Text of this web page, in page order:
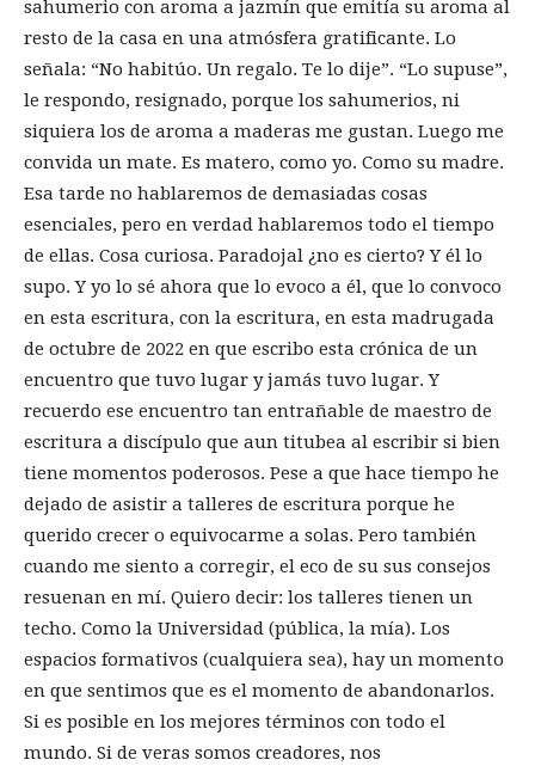
sahumerio con aroma a jazmín que emitía su aroma al
resto de la casa en una atmósfera gratificante. Lo
señala: “No habitúo. Un regalo. Te lo dije”. “Lo supuse”,
le respondo, resignado, porque los sahumerios, ni
siquiera los de aroma a maderas me gustan. Luego me
convida un mate. Es matero, como yo. Como su madre.
Esa tarde no hablaremos de demasiadas cosas
esenciales, pero en verdad hablaremos todo el tiempo
de ellas. Cosa curiosa. Paradojal ¿no es cierto? Y él lo
supo. Y yo lo sé ahora que lo evoco a él, que lo convoco
en esta escritura, con la escritura, en esta madrugada
de octubre de 2022 en que escribo esta crónica de un
encuentro que tuvo lugar y jamás tuvo lugar. Y
recuerdo ese encuentro tan entrañable de maestro de
escritura a discípulo que aun titubea al escribir si bien
tiene momentos poderosos. Pese a que hace tiempo he
dejado de asistir a talleres de escritura porque he
querido crecer o equivocarme a solas. Pero también
cuando me siento a corregir, el eco de su sus consejos
resuenan en mí. Quiero decir: los talleres tienen un
techo. Como la Universidad (pública, la mía). Los
espacios formativos (cualquiera sea), hay un momento
en que sentimos que es el momento de abandonarlos.
Si es posible en los mejores términos con todo el
mundo. Si de veras somos creadores, nos